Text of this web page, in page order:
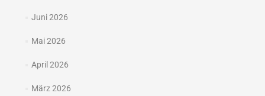
Juni 2026
Mai 2026
April 2026
März 2026